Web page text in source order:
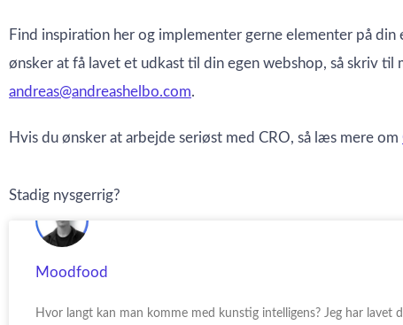
Find inspiration her og implementer gerne elementer på din
ønsker at få lavet et udkast til din egen webshop, så skriv til
andreas@andreashelbo.com.
Hvis du ønsker at arbejde seriøst med CRO, så læs mere om
Stadig nysgerrig?
Moodfood
Hvor langt kan man komme med kunstig intelligens? Jeg har lavet